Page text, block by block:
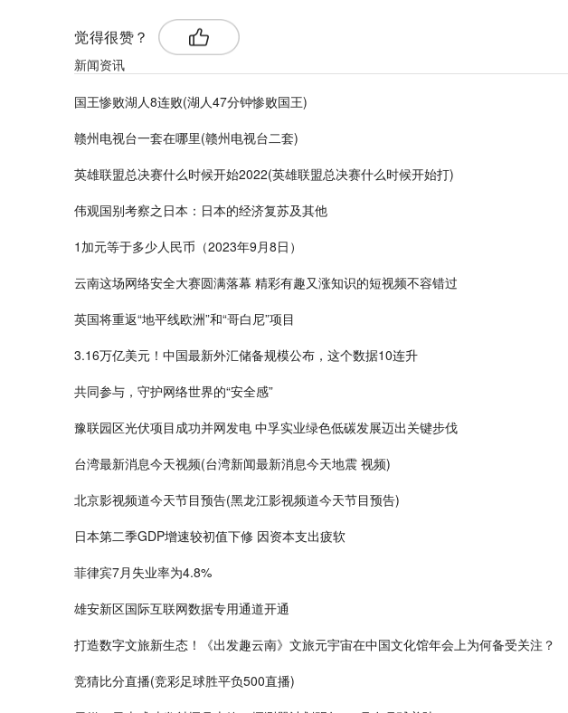
觉得很赞？
新闻资讯
国王惨败湖人8连败(湖人47分钟惨败国王)
赣州电视台一套在哪里(赣州电视台二套)
英雄联盟总决赛什么时候开始2022(英雄联盟总决赛什么时候开始打)
伟观国别考察之日本：日本的经济复苏及其他
1加元等于多少人民币（2023年9月8日）
云南这场网络安全大赛圆满落幕 精彩有趣又涨知识的短视频不容错过
英国将重返“地平线欧洲”和“哥白尼”项目
3.16万亿美元！中国最新外汇储备规模公布，这个数据10连升
共同参与，守护网络世界的“安全感”
豫联园区光伏项目成功并网发电 中孚实业绿色低碳发展迈出关键步伐
台湾最新消息今天视频(台湾新闻最新消息今天地震 视频)
北京影视频道今天节目预告(黑龙江影视频道今天节目预告)
日本第二季GDP增速较初值下修 因资本支出疲软
菲律宾7月失业率为4.8%
雄安新区国际互联网数据专用通道开通
打造数字文旅新生态！《出发趣云南》文旅元宇宙在中国文化馆年会上为何备受关注？
竞猜比分直播(竞彩足球胜平负500直播)